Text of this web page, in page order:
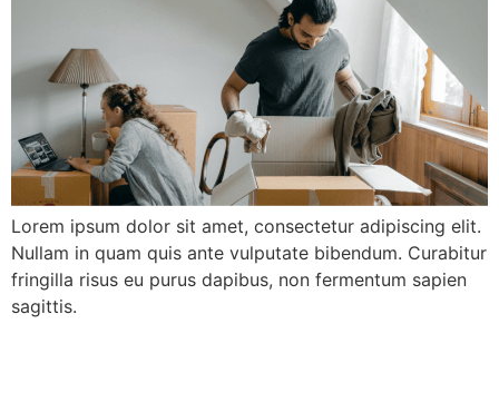
Lorem ipsum dolor sit amet, consectetur adipiscing elit.
Nullam in quam quis ante vulputate bibendum. Curabitur
fringilla risus eu purus dapibus, non fermentum sapien
sagittis.